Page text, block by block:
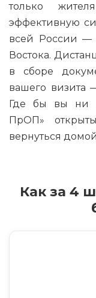
только
эффективную
всей России —
Востока.
в сборе
вашего визита
Где бы вы ни
ПрОП»
вернуться
Как за 4